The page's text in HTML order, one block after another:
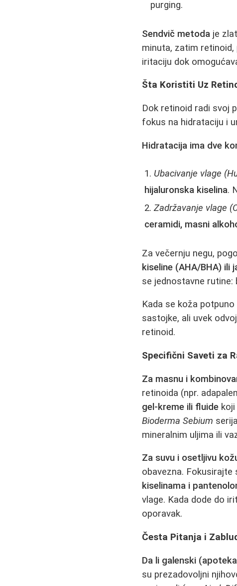
purging.
Sendvič metoda je
minuta, zatim retinoid,
iritaciju dok
Šta Koristiti Uz
Dok retinoid radi svoj
fokus na hidrataciju i
Hidratacija ima dve
Ubacivanje vlage
hijaluronska kiselina.
Zadržavanje vlage
ceramidi, masni
Za večernju negu,
kiseline (AHA/BHA) ili
se jednostavne rutine:
Kada se koža
sastojke, ali uvek
retinoid.
Specifični Saveti za
Za masnu i
retinoida (npr.
gel-kreme ili fluide
Bioderma Sebium
mineralnim uljima ili
Za suvu i osetljivu
obavezna. Fokusirajte
kiselinama i
vlage. Kada dode do
oporavak.
Česta Pitanja i
Da li galenski
su prezadovoljni